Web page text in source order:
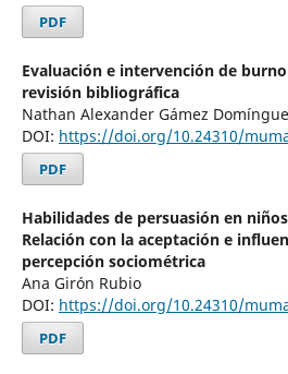
PDF
Evaluación e intervención de
revisión bibliográfica
Nathan Alexander Gámez
DOI: https://doi.org/10.24310/
PDF
Habilidades de persuasión en
Relación con la aceptación e
percepción sociométrica
Ana Girón Rubio
DOI: https://doi.org/10.24310/
PDF